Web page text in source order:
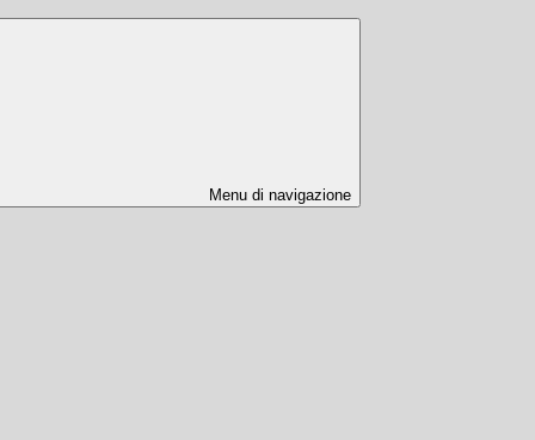
Menu di navigazione